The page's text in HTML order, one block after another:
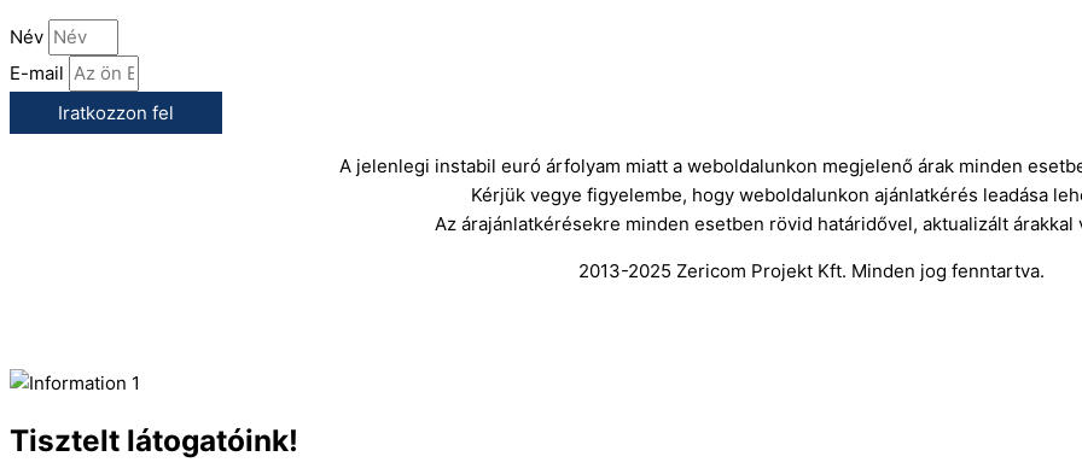
Név
E-mail
Iratkozzon fel
A jelenlegi instabil euró árfolyam miatt a weboldalunkon megjelenő árak minden
Kérjük vegye figyelembe, hogy weboldalunkon ajánlatkérés leadása
Az árajánlatkérésekre minden esetben rövid határidővel, aktualizált
2013-2025 Zericom Projekt Kft. Minden jog fenntartva.
Tisztelt látogatóink!